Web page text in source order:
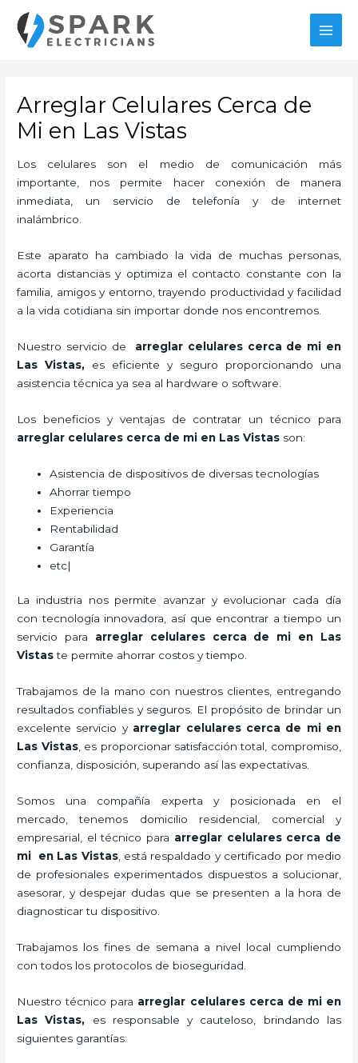
contenido
Arreglar Celulares Cerca de
Mi en Las Vistas
Los celulares son el medio de comunicación más
importante, nos permite hacer conexión de manera
inmediata, un servicio de telefonía y de internet
inalámbrico.
Este aparato ha cambiado la vida de muchas personas,
acorta distancias y optimiza el contacto constante con la
familia, amigos y entorno, trayendo productividad y facilidad
a la vida cotidiana sin importar donde nos encontremos.
Nuestro servicio de arreglar celulares cerca de mi en
Las Vistas, es eficiente y seguro proporcionando una
asistencia técnica ya sea al hardware o software.
Los beneficios y ventajas de contratar un técnico para
arreglar celulares cerca de mi en Las Vistas son:
Asistencia de dispositivos de diversas tecnologías
Ahorrar tiempo
Experiencia
Rentabilidad
Garantía
etc|
La industria nos permite avanzar y evolucionar cada día
con tecnología innovadora, así que encontrar a tiempo un
servicio para arreglar celulares cerca de mi en Las
Vistaste permite ahorrar costos y tiempo.
Trabajamos de la mano con nuestros clientes, entregando
resultados confiables y seguros. El propósito de brindar un
excelente servicio y arreglar celulares cerca de mi en
Las Vistas, es proporcionar satisfacción total, compromiso,
confianza, disposición, superando así las expectativas.
Somos una compañía experta y posicionada en el
mercado, tenemos domicilio residencial, comercial y
empresarial, el técnico para arreglar celulares cerca de
mi en Las Vistas, está respaldado y certificado por medio
de profesionales experimentados dispuestos a solucionar,
asesorar, y despejar dudas que se presenten a la hora de
diagnosticar tu dispositivo.
Trabajamos los fines de semana a nivel local cumpliendo
con todos los protocolos de bioseguridad.
Nuestro técnico para arreglar celulares cerca de mi en
Las Vistas, es responsable y cauteloso, brindando las
siguientes garantías: